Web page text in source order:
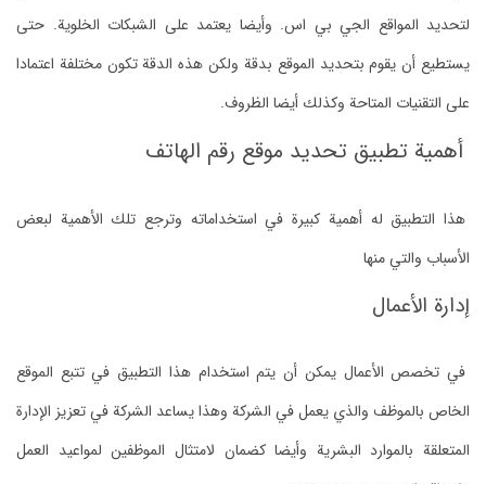
لتحديد المواقع الجي بي اس. وأيضا يعتمد على الشبكات الخلوية. حتى
يستطيع أن يقوم بتحديد الموقع بدقة ولكن هذه الدقة تكون مختلفة اعتمادا
على التقنيات المتاحة وكذلك أيضا الظروف.
أهمية تطبيق تحديد موقع رقم الهاتف
هذا التطبيق له أهمية كبيرة في استخداماته وترجع تلك الأهمية لبعض
الأسباب والتي منها
إدارة الأعمال
في تخصص الأعمال يمكن أن يتم استخدام هذا التطبيق في تتبع الموقع
الخاص بالموظف والذي يعمل في الشركة وهذا يساعد الشركة في تعزيز الإدارة
المتعلقة بالموارد البشرية وأيضا كضمان لامتثال الموظفين لمواعيد العمل